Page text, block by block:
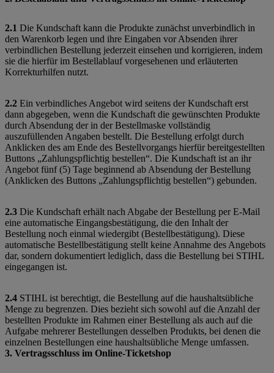
2.1 Die Kundschaft kann die Produkte zunächst unverbindlich in
den Warenkorb legen und ihre Eingaben vor Absenden ihrer
verbindlichen Bestellung jederzeit einsehen und korrigieren, indem
sie die hierfür im Bestellablauf vorgesehenen und erläuterten
Korrekturhilfen nutzt.
2.2 Ein verbindliches Angebot wird seitens der Kundschaft erst
dann abgegeben, wenn die Kundschaft die gewünschten Produkte
durch Absendung der in der Bestellmaske vollständig
auszufüllenden Angaben bestellt. Die Bestellung erfolgt durch
Anklicken des am Ende des Bestellvorgangs hierfür bereitgestellten
Buttons „Zahlungspflichtig bestellen“. Die Kundschaft ist an ihr
Angebot fünf (5) Tage beginnend ab Absendung der Bestellung
(Anklicken des Buttons „Zahlungspflichtig bestellen“) gebunden.
2.3 Die Kundschaft erhält nach Abgabe der Bestellung per E-Mail
eine automatische Eingangsbestätigung, die den Inhalt der
Bestellung noch einmal wiedergibt (Bestellbestätigung). Diese
automatische Bestellbestätigung stellt keine Annahme des Angebots
dar, sondern dokumentiert lediglich, dass die Bestellung bei STIHL
eingegangen ist.
2.4 STIHL ist berechtigt, die Bestellung auf die haushaltsübliche
Menge zu begrenzen. Dies bezieht sich sowohl auf die Anzahl der
bestellten Produkte im Rahmen einer Bestellung als auch auf die
Aufgabe mehrerer Bestellungen desselben Produkts, bei denen die
einzelnen Bestellungen eine haushaltsübliche Menge umfassen.
3. Vertragsschluss im Online-Ticketshop